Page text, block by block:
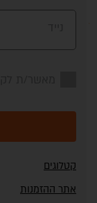
קטלוגים
אתר ההזמנות